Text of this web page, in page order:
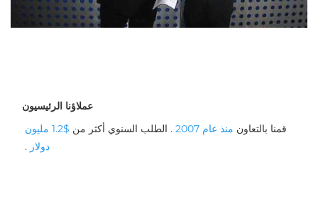
عملاؤنا الرئيسيون
قمنا بالتعاون منذ عام 2007 . الطلب السنوي أكثر من
$1.2 مليون
دولار .